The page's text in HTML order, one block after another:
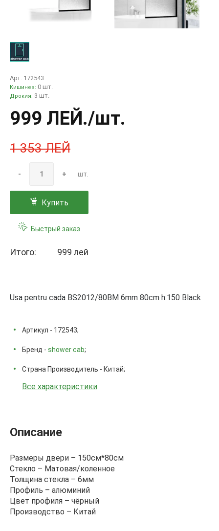
Арт. 172543
Кишинев: 0 шт.
Дрокия: 3 шт.
999 ЛЕЙ./шт.
1 353 ЛЕЙ
- + шт.
Купить
Быстрый заказ
Итого: 999 лей
Usa pentru cada BS2012/80BM 6mm 80cm h:150 Black
Артикул - 172543;
Бренд - shower cab;
Страна Производитель - Китай;
Все характеристики
Описание
Размеры двери – 150см*80см
Стекло – Матовая/коленное
Толщина стекла – 6мм
Профиль – алюминий
Цвет профиля – чёрный
Производство – Китай